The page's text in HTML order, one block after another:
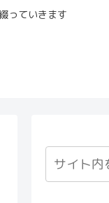
っていきます